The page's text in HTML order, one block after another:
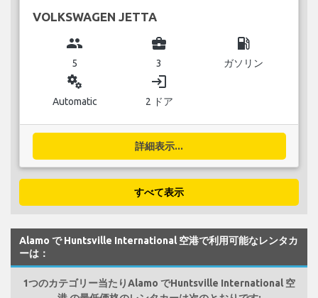
VOLKSWAGEN JETTA
group
5
business_center
3
local_gas_station
ガソリン
miscellaneous_services
Automatic
login
2 ドア
詳細表示...
すべて表示
Alamo で Huntsville International 空港で利用可能なレンタカ
ーは：
1つのカテゴリー当たりAlamo でHuntsville International 空